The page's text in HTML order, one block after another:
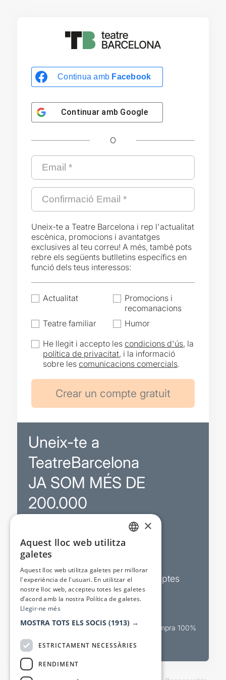
Continua amb Facebook
Continuar amb Google
O
Uneix-te a Teatre Barcelona i rep l'actualitat
escènica, promocions i avantatges
exclusives al teu correu! A més, també pots
rebre els següents butlletins específics en
funció dels teus interessos:
Actualitat
Promocions i
recomanacions
Teatre familiar
Humor
He llegit i accepto lescondicions d'ús, la
política de privacitat, i la informació
sobre lescomunicacions comercials.
Uneix-te a
TeatreBarcelona
JA SOM MÉS DE
200.000
Sortejos exclusius
Butlletins d’actualitat i descomptes
Valora espectacles
Canal oficial de venda teatral Compra 100%
×
Aquest lloc web utilitza
galetes
Aquest lloc web utilitza galetes per millorar
l'experiència de l'usuari. En utilitzar el
nostre lloc web, accepteu totes les galetes
d’acord amb la nostra Política de galetes.
Llegir-ne més
MOSTRA TOTS ELS SOCIS (1913) →
ESTRICTAMENT NECESSÀRIES
RENDIMENT